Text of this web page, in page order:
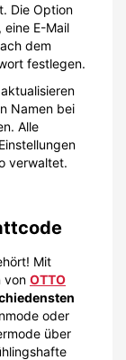
Die Option
eine E-Mail
dem
festlegen.
Namen bei
Alle
verwaltet.
Mit
von OTTO
oder
über